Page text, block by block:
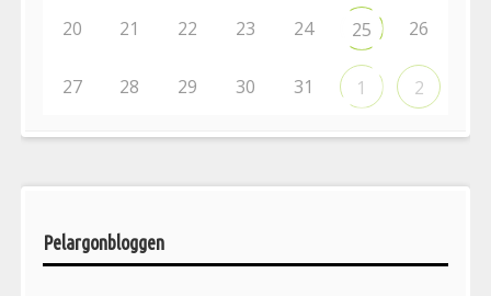
20 21 22 23 24 25 26
27 28 29 30 31 1 2
Pelargonbloggen